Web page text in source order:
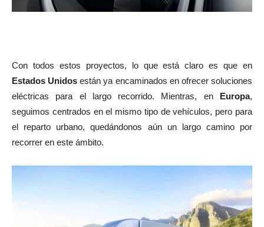
Con todos estos proyectos, lo que está claro es que en
Estados Unidos están ya encaminados en ofrecer soluciones
eléctricas para el largo recorrido. Mientras, en Europa,
seguimos centrados en el mismo tipo de vehículos, pero para
el reparto urbano, quedándonos aún un largo camino por
recorrer en este ámbito.